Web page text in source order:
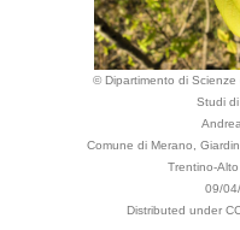
© Dipartimento di
Studi
Comune di Merano,
Trentino-
09/
Distributed under